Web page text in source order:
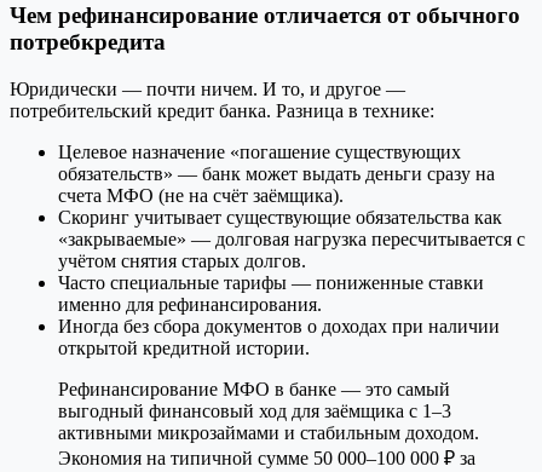
Чем рефинансирование отличается от обычного
потребкредита
Юридически — почти ничем. И то, и другое —
потребительский кредит банка. Разница в технике:
Целевое назначение «погашение существующих
обязательств» — банк может выдать деньги сразу на
счета МФО (не на счёт заёмщика).
Скоринг учитывает существующие обязательства как
«закрываемые» — долговая нагрузка пересчитывается с
учётом снятия старых долгов.
Часто специальные тарифы — пониженные ставки
именно для рефинансирования.
Иногда без сбора документов о доходах при наличии
открытой кредитной истории.
Рефинансирование МФО в банке — это самый
выгодный финансовый ход для заёмщика с 1–3
активными микрозаймами и стабильным доходом.
Экономия на типичной сумме 50 000–100 000 ₽ за